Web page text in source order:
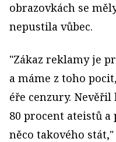
obrazovkách se
nepustila vůbec.
"Zákaz reklamy je
a máme z toho
éře cenzury. Nevěřil
80 procent ateistů a
něco takového